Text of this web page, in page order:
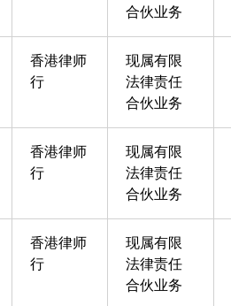
合伙业务
香港律师
行
现属有限
法律责任
合伙业务
香港律师
行
现属有限
法律责任
合伙业务
香港律师
行
现属有限
法律责任
合伙业务